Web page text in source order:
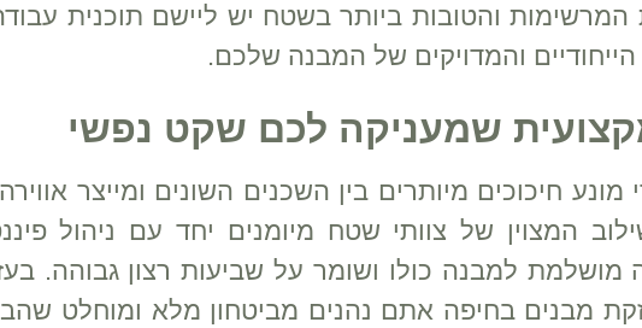
המרשימות והטובות ביותר בשטח יש ליישם תוכנית
והמדויקים של המבנה שלכם.
שמעניקה לכם שקט נפשי
מונע חיכוכים מיותרים בין השכנים השונים ומייצר
המצוין של צוותי שטח מיומנים יחד עם ניהול
מושלמת למבנה כולו ושומר על שביעות רצון גבוהה.
מבנים בחיפה אתם נהנים מביטחון מלא ומוחלט